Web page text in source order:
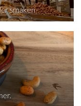
smaken